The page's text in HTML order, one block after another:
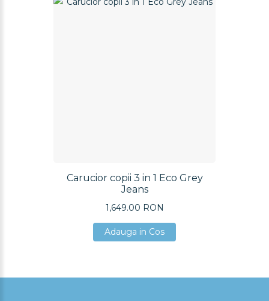
Carucior copii 3 in 1 Eco Grey
Jeans
1,649.00 RON
Adauga in Cos
Adauga in Cos